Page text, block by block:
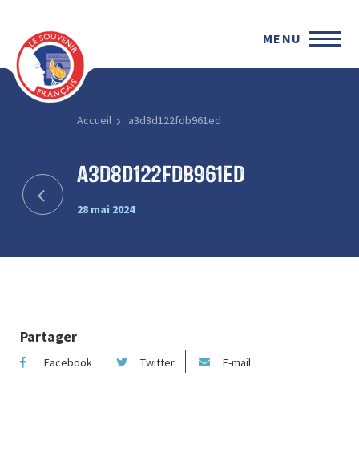
MENU
Accueil a3d8d122fdb961ed
a3d8d122fdb961ed
28 mai 2024
Partager
Facebook Twitter E-mail